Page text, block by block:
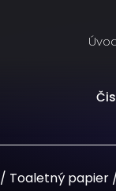
/ Toaletný papier